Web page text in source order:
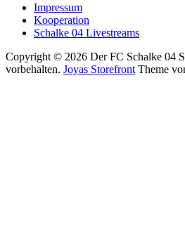
Impressum
Kooperation
Schalke 04 Livestreams
Copyright © 2026 Der FC Schalke 04
vorbehalten. Joyas Storefront Theme